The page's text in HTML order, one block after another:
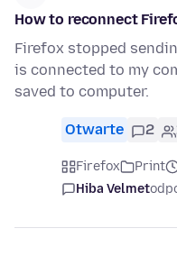
How to reconnect
Firefox stopped
is connected to my
saved to computer.
Otwarte 2
Firefox Print
Hiba Velmet